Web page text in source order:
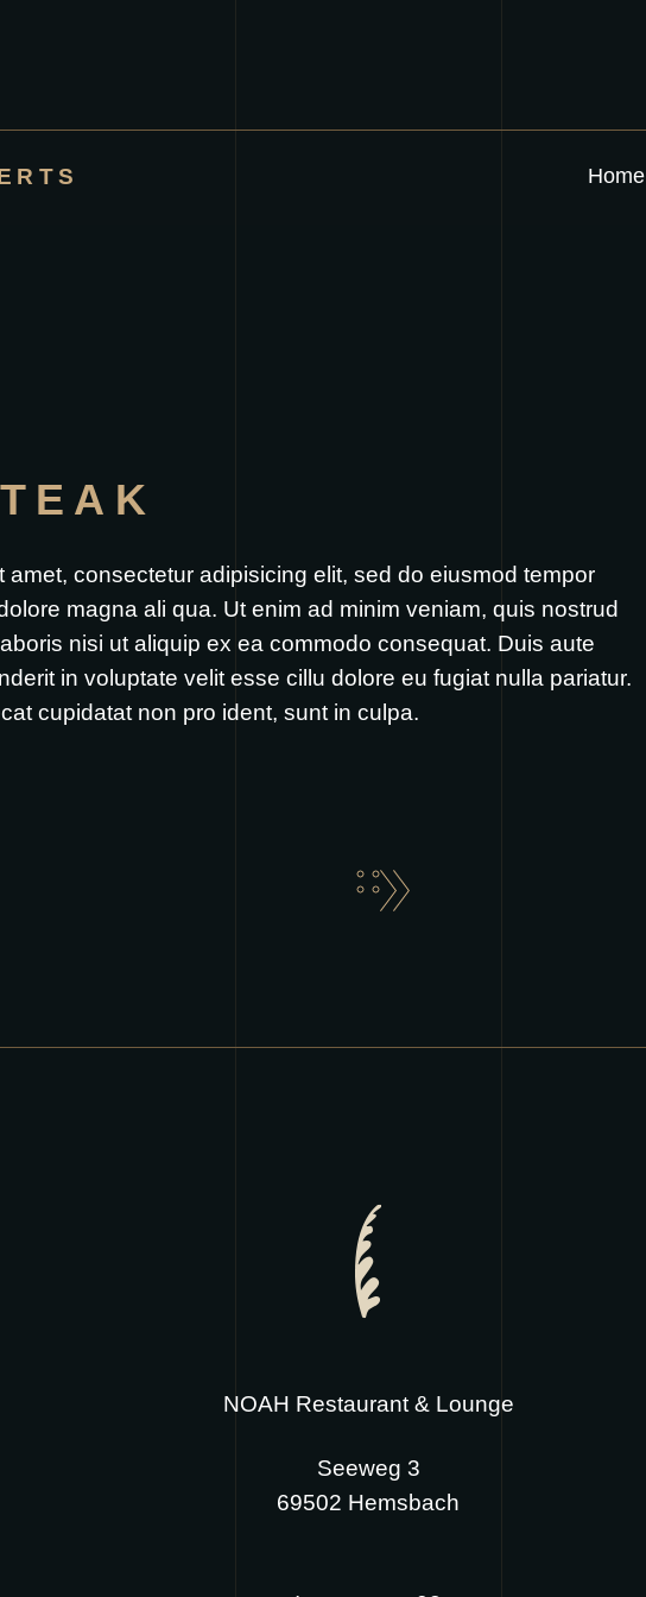
Home
amet, consectetur adipisicing elit, sed do eiusmod tempor
magna ali qua. Ut enim ad minim veniam, quis nostrud
nisi ut aliquip ex ea commodo consequat. Duis aute
in voluptate velit esse cillu dolore eu fugiat nulla pariatur.
cupidatat non pro ident, sunt in culpa.
NOAH Restaurant & Lounge
Seeweg 3
69502 Hemsbach